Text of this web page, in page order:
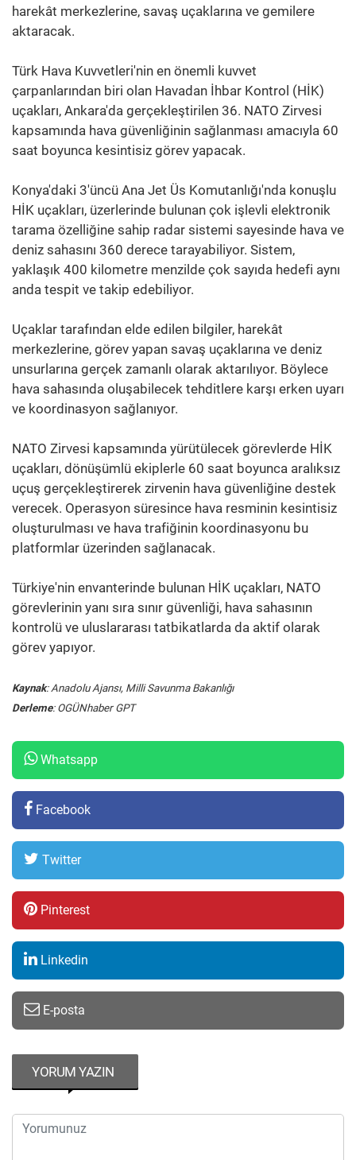
harekât merkezlerine, savaş uçaklarına ve gemilere
aktaracak.
Türk Hava Kuvvetleri'nin en önemli kuvvet
çarpanlarından biri olan Havadan İhbar Kontrol (HİK)
uçakları, Ankara'da gerçekleştirilen 36. NATO Zirvesi
kapsamında hava güvenliğinin sağlanması amacıyla 60
saat boyunca kesintisiz görev yapacak.
Konya'daki 3'üncü Ana Jet Üs Komutanlığı'nda konuşlu
HİK uçakları, üzerlerinde bulunan çok işlevli elektronik
tarama özelliğine sahip radar sistemi sayesinde hava ve
deniz sahasını 360 derece tarayabiliyor. Sistem,
yaklaşık 400 kilometre menzilde çok sayıda hedefi aynı
anda tespit ve takip edebiliyor.
Uçaklar tarafından elde edilen bilgiler, harekât
merkezlerine, görev yapan savaş uçaklarına ve deniz
unsurlarına gerçek zamanlı olarak aktarılıyor. Böylece
hava sahasında oluşabilecek tehditlere karşı erken uyarı
ve koordinasyon sağlanıyor.
NATO Zirvesi kapsamında yürütülecek görevlerde HİK
uçakları, dönüşümlü ekiplerle 60 saat boyunca aralıksız
uçuş gerçekleştirerek zirvenin hava güvenliğine destek
verecek. Operasyon süresince hava resminin kesintisiz
oluşturulması ve hava trafiğinin koordinasyonu bu
platformlar üzerinden sağlanacak.
Türkiye'nin envanterinde bulunan HİK uçakları, NATO
görevlerinin yanı sıra sınır güvenliği, hava sahasının
kontrolü ve uluslararası tatbikatlarda da aktif olarak
görev yapıyor.
Kaynak: Anadolu Ajansı, Milli Savunma Bakanlığı
Derleme: OGÜNhaber GPT
Whatsapp
Facebook
Twitter
Pinterest
Linkedin
E-posta
YORUM YAZIN